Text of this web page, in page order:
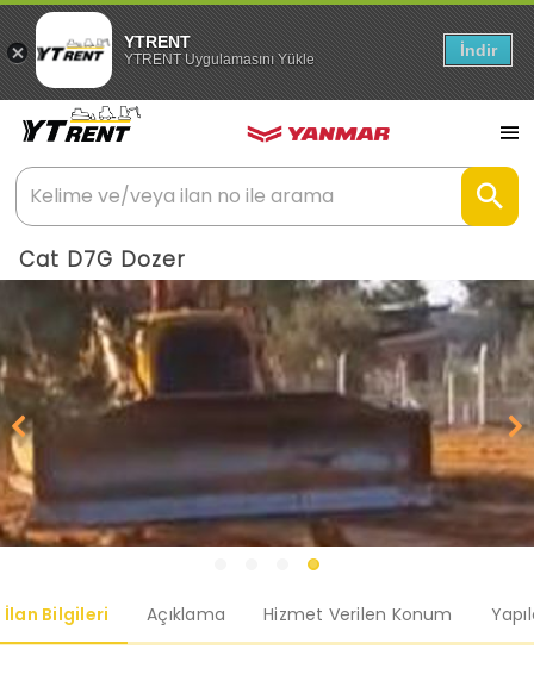
YTRENT
YTRENT Uygulamasını Yükle İndir
Cat D7G Dozer
İlan Bilgileri Açıklama Hizmet Verilen Konum